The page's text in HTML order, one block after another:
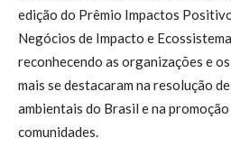
edição do Prêmio Impactos
Negócios de Impacto e
reconhecendo as organizações e
mais se destacaram na resolução
ambientais do Brasil e na
comunidades.